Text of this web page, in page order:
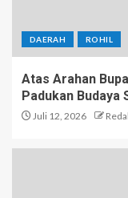
DAERAH ROHIL
Atas Arahan
Padukan Budaya
Juli 12, 2026